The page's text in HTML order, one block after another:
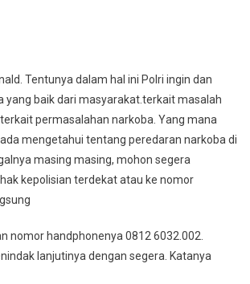
Tentunya dalam hal ini Polri ingin dan
yang baik dari masyarakat.terkait masalah
permasalahan narkoba. Yang mana
mengetahui tentang peredaran narkoba di
masing masing, mohon segera
kepolisian terdekat atau ke nomor
nomor handphonenya 0812 6032.002.
lanjutinya dengan segera. Katanya